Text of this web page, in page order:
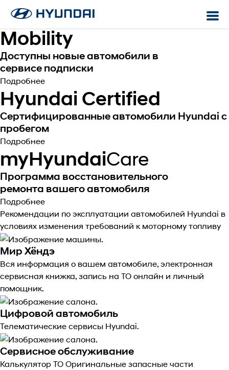
Обратная связь
Онлайн-покупка
Mobility
Hyundai Подписка. Бизнес
Сервисное обслуживание
Запись на сервис
Магазин автозапчастей
Гарантия
Помощь на дороге
Программа
Клиентские платформы
Мир Хёндэ
Mobikey
Bluelink
Genesis Connected Services
Mobility
Доступны новые автомобили в
сервисе подписки
Подробнее
Hyundai Certified
Сертифицированные автомобили Hyundai с
пробегом
Подробнее
myHyundaiCare
Программа восстановительного
ремонта вашего автомобиля
Подробнее
Рекомендации по эксплуатации автомобилей Hyundai в
условиях изменения требований к моторному топливу
Мир Хёндэ
Вся информация о вашем автомобиле, электронная
сервисная книжка, запись на ТО онлайн и личный
помощник.
Цифровой автомобиль
Телематические сервисы Hyundai.
Сервисное обслуживание
Калькулятор ТО Оригинальные запасные части